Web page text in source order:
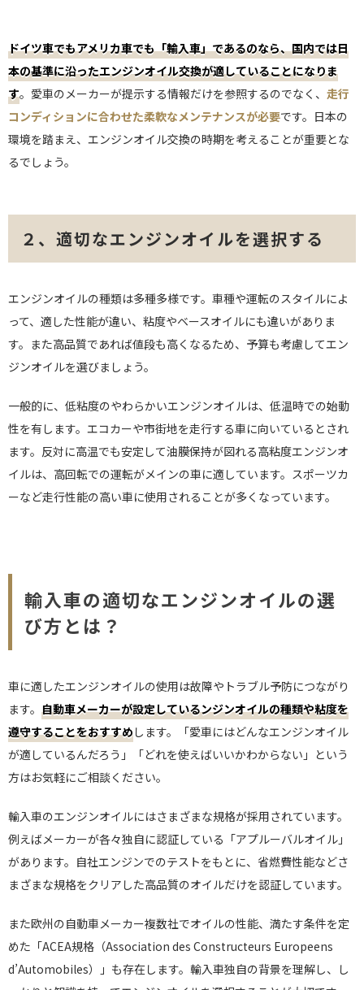
ドイツ車でもアメリカ車でも「輸入車」であるのなら、国内では日
本の基準に沿ったエンジンオイル交換が適していることになりま
す。愛車のメーカーが提示する情報だけを参照するのでなく、 走行
コンディションに合わせた柔軟なメンテナンスが必要です。日本の
環境を踏まえ、エンジンオイル交換の時期を考えることが重要とな
るでしょう。
２、適切なエンジンオイルを選択する
エンジンオイルの種類は多種多様です。車種や運転のスタイルによ
って、適した性能が違い、粘度やベースオイルにも違いがありま
す。また高品質であれば値段も高くなるため、予算も考慮してエン
ジンオイルを選びましょう。
一般的に、低粘度のやわらかいエンジンオイルは、低温時での始動
性を有します。エコカーや市街地を走行する車に向いているとされ
ます。反対に高温でも安定して油膜保持が図れる高粘度エンジンオ
イルは、高回転での運転がメインの車に適しています。スポーツカ
ーなど走行性能の高い車に使用されることが多くなっています。
輸入車の適切なエンジンオイルの選
び方とは？
車に適したエンジンオイルの使用は故障やトラブル予防につながり
ます。 自動車メーカーが設定しているンジンオイルの種類や粘度を
遵守することをおすすめします。「愛車にはどんなエンジンオイル
が適しているんだろう」「どれを使えばいいかわからない」という
方はお気軽にご相談ください。
輸入車のエンジンオイルにはさまざまな規格が採用されています。
例えばメーカーが各々独自に認証している「アプルーバルオイル」
があります。自社エンジンでのテストをもとに、省燃費性能などさ
まざまな規格をクリアした高品質のオイルだけを認証しています。
また欧州の自動車メーカー複数社でオイルの性能、満たす条件を定
めた「ACEA規格（Association des Constructeurs Europeens
d’Automobiles）」も存在します。輸入車独自の背景を理解し、し